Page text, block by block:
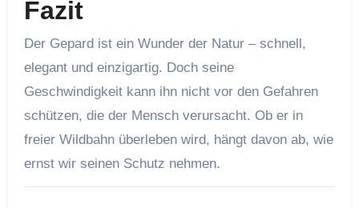
Fazit
Der Gepard ist ein Wunder der Natur – schnell,
elegant und einzigartig. Doch seine
Geschwindigkeit kann ihn nicht vor den Gefahren
schützen, die der Mensch verursacht. Ob er in
freier Wildbahn überleben wird, hängt davon ab, wie
ernst wir seinen Schutz nehmen.